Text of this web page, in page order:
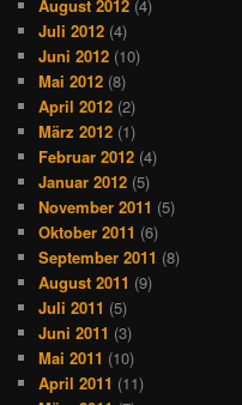
August 2012 (4)
Juli 2012 (4)
Juni 2012 (10)
Mai 2012 (8)
April 2012 (2)
März 2012 (1)
Februar 2012 (4)
Januar 2012 (5)
November 2011 (5)
Oktober 2011 (6)
September 2011 (8)
August 2011 (9)
Juli 2011 (5)
Juni 2011 (3)
Mai 2011 (10)
April 2011 (11)